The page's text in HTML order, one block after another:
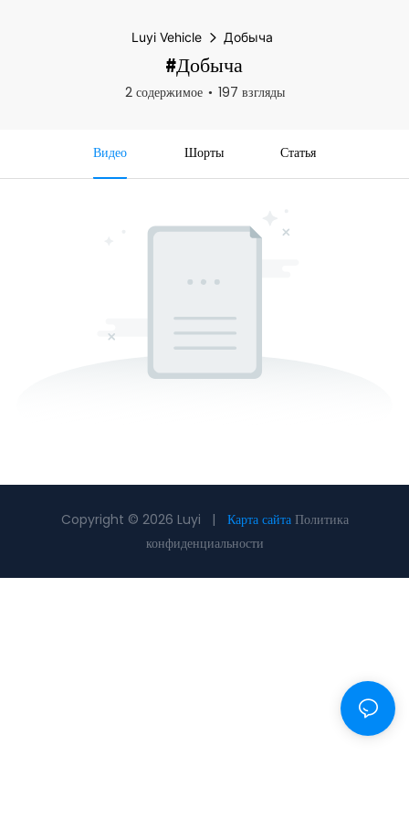
Luyi Vehicle Добыча
#Добыча
2 содержимое 197 взгляды
Видео Шорты Статья
Copyright © 2026 Luyi | Карта сайта Политика
конфиденциальности